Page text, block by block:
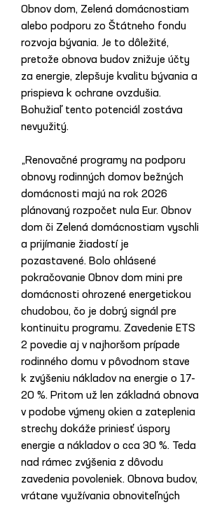
Obnov dom, Zelená domácnostiam
alebo podporu zo Štátneho fondu
rozvoja bývania. Je to dôležité,
pretože obnova budov znižuje účty
za energie, zlepšuje kvalitu bývania a
prispieva k ochrane ovzdušia.
Bohužiaľ tento potenciál zostáva
nevyužitý.
„Renovačné programy na podporu
obnovy rodinných domov bežných
domácnosti majú na rok 2026
plánovaný rozpočet nula Eur. Obnov
dom či Zelená domácnostiam vyschli
a prijímanie žiadostí je
pozastavené. Bolo ohlásené
pokračovanie Obnov dom mini pre
domácnosti ohrozené energetickou
chudobou, čo je dobrý signál pre
kontinuitu programu. Zavedenie ETS
2 povedie aj v najhoršom prípade
rodinného domu v pôvodnom stave
k zvýšeniu nákladov na energie o 17-
20 %. Pritom už len základná obnova
v podobe výmeny okien a zateplenia
strechy dokáže priniesť úspory
energie a nákladov o cca 30 %. Teda
nad rámec zvýšenia z dôvodu
zavedenia povoleniek. Obnova budov,
vrátane využívania obnoviteľných